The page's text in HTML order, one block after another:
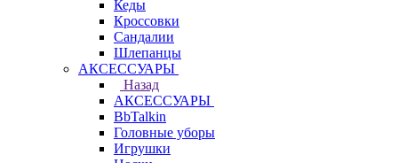
Кеды
Кроссовки
Сандалии
Шлепанцы
АКСЕССУАРЫ
Назад
АКСЕССУАРЫ
BbTalkin
Головные уборы
Игрушки